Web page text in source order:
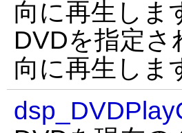
向に再生しま
DVDを指定さ
向に再生しま